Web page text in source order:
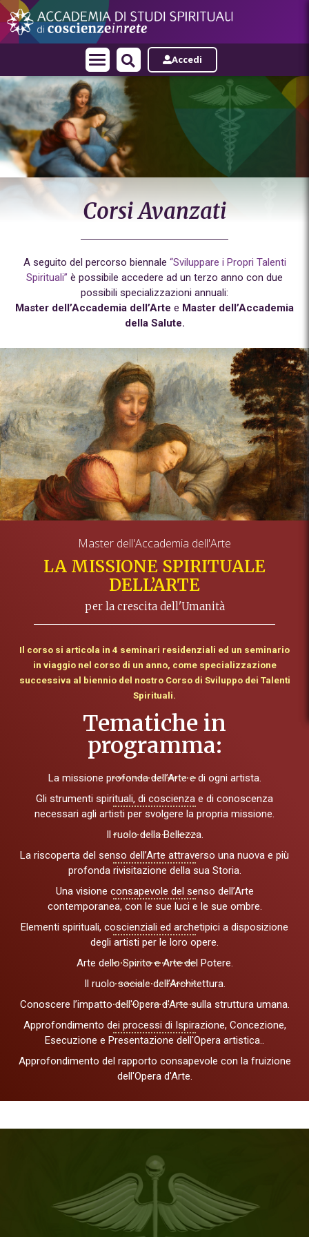
Accedi
Corsi Avanzati
A seguito del percorso biennale “Sviluppare i Propri Talenti
Spirituali” è possibile accedere ad un terzo anno con due
possibili specializzazioni annuali:
Master dell’Accademia dell’Arte e Master dell’Accademia
della Salute.
Master dell'Accademia dell'Arte
LA MISSIONE SPIRITUALE
DELL’ARTE
per la crescita dell'Umanità
Il corso si articola in 4 seminari residenziali ed un seminario
in viaggio nel corso di un anno, come specializzazione
successiva al biennio del nostro Corso di Sviluppo dei Talenti
Spirituali.
Tematiche in
programma:
La missione profonda dell’Arte e di ogni artista.
Gli strumenti spirituali, di coscienza e di conoscenza
necessari agli artisti per svolgere la propria missione.
Il ruolo della Bellezza.
La riscoperta del senso dell’Arte attraverso una nuova e più
profonda rivisitazione della sua Storia.
Una visione consapevole del senso dell’Arte
contemporanea, con le sue luci e le sue ombre.
Elementi spirituali, coscienziali ed archetipici a disposizione
degli artisti per le loro opere.
Arte dello Spirito e Arte del Potere.
Il ruolo sociale dell’Architettura.
Conoscere l’impatto dell'Opera d'Arte sulla struttura umana.
Approfondimento dei processi di Ispirazione, Concezione,
Esecuzione e Presentazione dell'Opera artistica..
Approfondimento del rapporto consapevole con la fruizione
dell'Opera d'Arte.